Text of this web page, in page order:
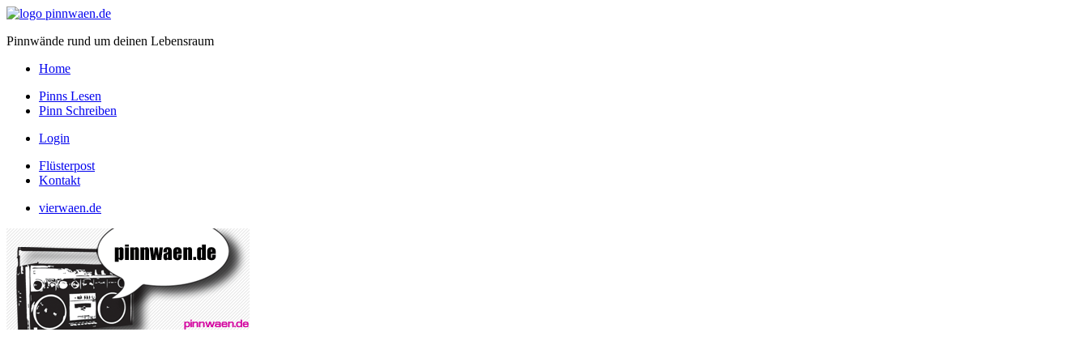
Pinnwände rund um deinen Lebensraum
Home
Pinns Lesen
Pinn Schreiben
Login
Flüsterpost
Kontakt
vierwaen.de